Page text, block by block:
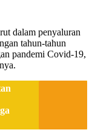
dalam penyaluran
tahun-tahun
pandemi Covid-19,